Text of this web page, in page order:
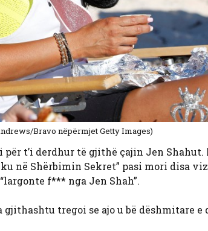
Bravo nëpërmjet Getty Images)
t’i derdhur të gjithë çajin Jen Shahut.
në Shërbimin Sekret” pasi mori disa
f*** nga Jen Shah”.
tregoi se ajo u bë dëshmitare e